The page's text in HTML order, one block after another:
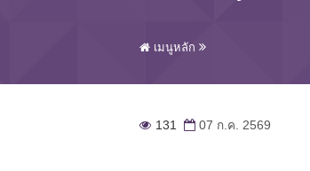
เมนูหลัก
131 07 ก.ค. 2569